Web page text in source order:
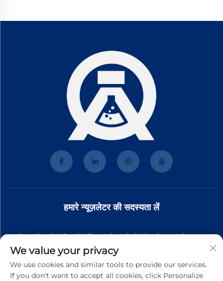
हमारे न्यूज़लेटर की सदस्यता लें
हमारी न्यूज़लेटर में शामिल हों ताकि आपको हमारी टीम से नवीनतम उद्योग समाचार,
अपडेट और अंतर्दृष्टि प्राप्त हो।
We value your privacy
We use cookies and similar tools to provide our services.
If you don't want to accept all cookies, click Personalize